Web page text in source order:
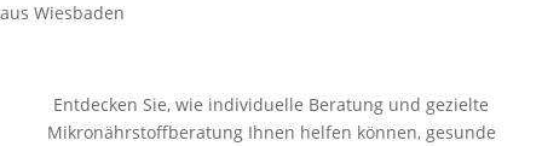
aus Wiesbaden
Entdecken Sie, wie individuelle Beratung und gezielte
Mikronährstoffberatung Ihnen helfen können, gesunde